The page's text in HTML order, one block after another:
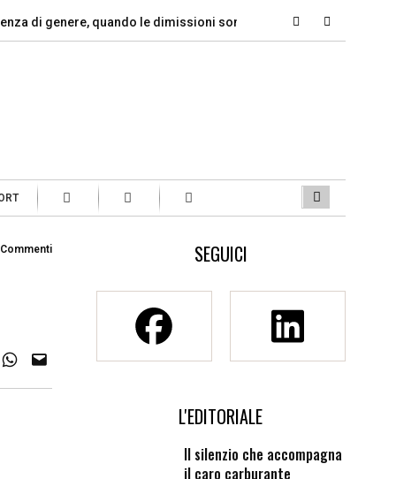
genere, quando le dimissioni sono un… Marcinelle, il
SEGUICI
L'EDITORIALE
Il silenzio che accompagna
il caro carburante